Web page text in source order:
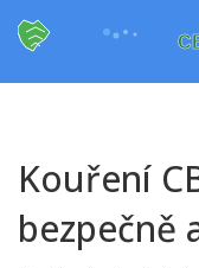
Kouření
bezpečně